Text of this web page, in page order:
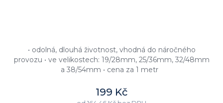
• odolná, dlouhá životnost, vhodná do náročného
provozu • ve velikostech: 19/28mm, 25/36mm, 32/48mm
a 38/54mm • cena za 1 metr
199 Kč